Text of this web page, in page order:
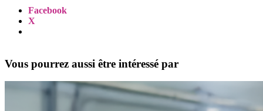
Facebook
X
Vous pourrez aussi être intéressé par